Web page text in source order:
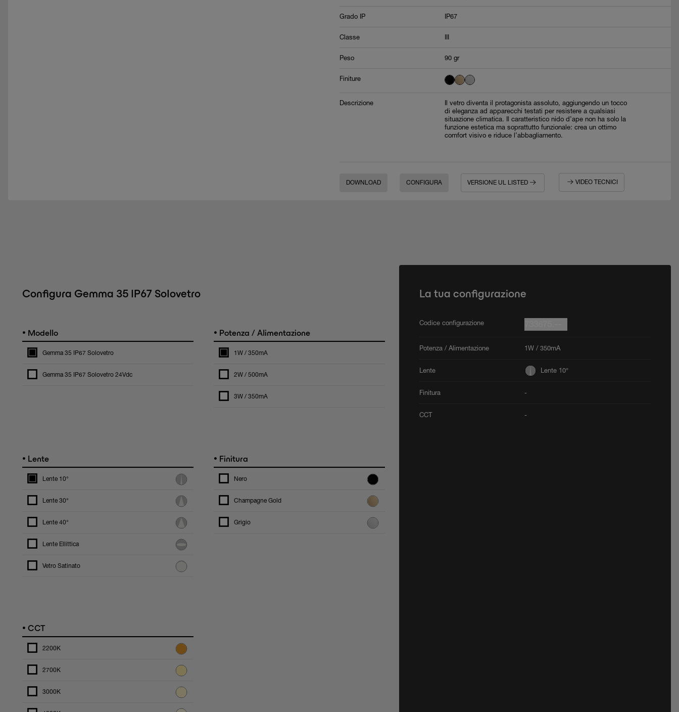
Grado IP IP67
Classe
Peso 90 gr
Finiture
Descrizione
Il vetro diventa il protagonista assoluto, aggiungendo un tocco
di eleganza ad apparecchi testati per resistere a qualsiasi
situazione climatica. Il caratteristico nido d’ape non ha solo la
funzione estetica ma soprattutto funzionale: crea un ottimo
comfort visivo e riduce l’abbagliamento.
DOWNLOAD CONFIGURA VERSIONE UL LISTED VIDEO TECNICI
Configura Gemma 35 IP67 Solovetro
• Modello
Gemma 35 IP67 Solovetro
Gemma 35 IP67 Solovetro 24Vdc
• Potenza / Alimentazione
1W / 350mA
2W / 500mA
3W / 350mA
• Lente
Lente 10°
Lente 30°
Lente 40°
Lente Ellittica
Vetro Satinato
• Finitura
Nero
Champagne Gold
Grigio
• CCT
2200K
2700K
3000K
La tua configurazione
Codice configurazione
Potenza / Alimentazione 1W / 350mA
Lente Lente 10°
Finitura -
CCT -